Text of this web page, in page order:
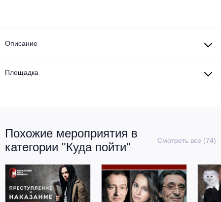
Рок
Спектакль
Иммерсивный спектакль
Описание
Площадка
Похожие мероприятия в
категории "Куда пойти"
Смотреть все (74)